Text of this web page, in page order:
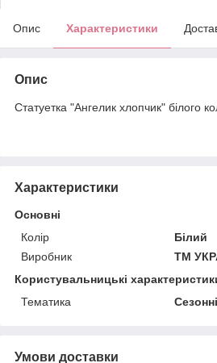
Опис Характеристики
Опис
Статуетка "Ангелик хлопчик" білого
Характеристики
Основні
Колір
Білий
Виробник
ТМ
Користувальницькі
Тематика
Умови доставки